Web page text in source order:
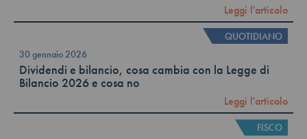
Leggi l'articolo
QUOTIDIANO
30 gennaio 2026
Dividendi e bilancio, cosa cambia con la Legge di
Bilancio 2026 e cosa no
Leggi l'articolo
FISCO